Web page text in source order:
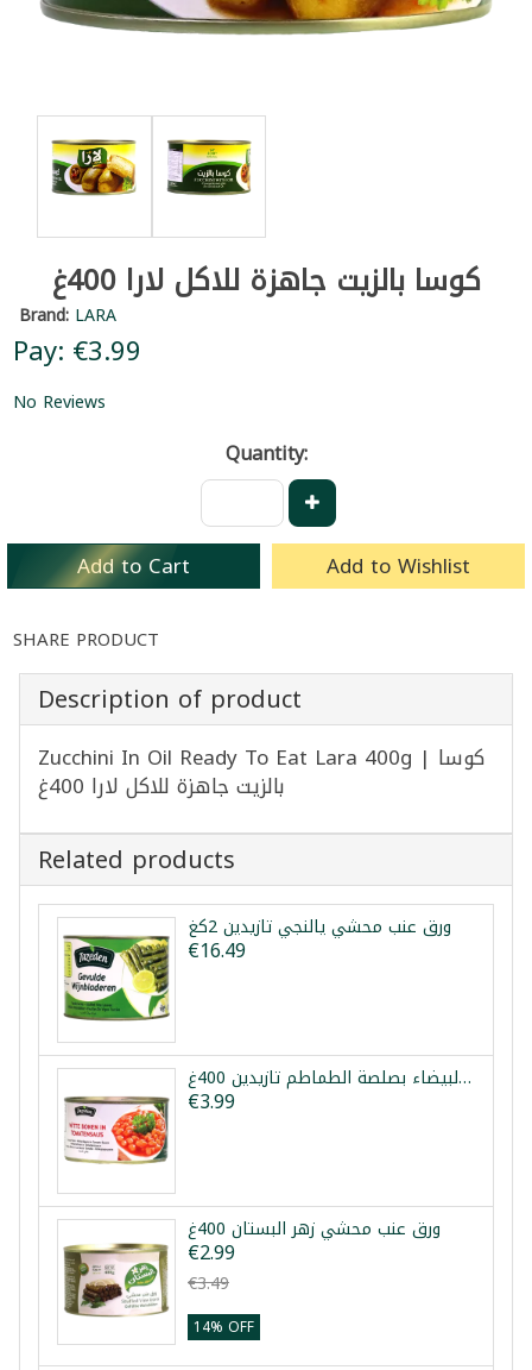
كوسا بالزيت جاهزة للاكل لارا 400غ
Brand: LARA
Pay: €3.99
No Reviews
Quantity:
Add to Cart Add to Wishlist
SHARE PRODUCT
Description of product
Zucchini In Oil Ready To Eat Lara 400g | كوسا
بالزيت جاهزة للاكل لارا 400غ
Related products
ورق عنب محشي يالنجي تازيدين 2كغ
€16.49
الفاصولياء البيضاء بصلصة الطماطم تازيدين 400غ
€3.99
ورق عنب محشي زهر البستان 400غ
€2.99
€3.49
14% OFF